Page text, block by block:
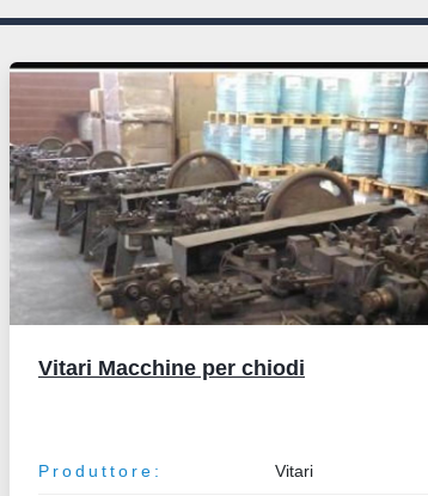
Vitari Macchine per chiodi
Produttore: Vitari